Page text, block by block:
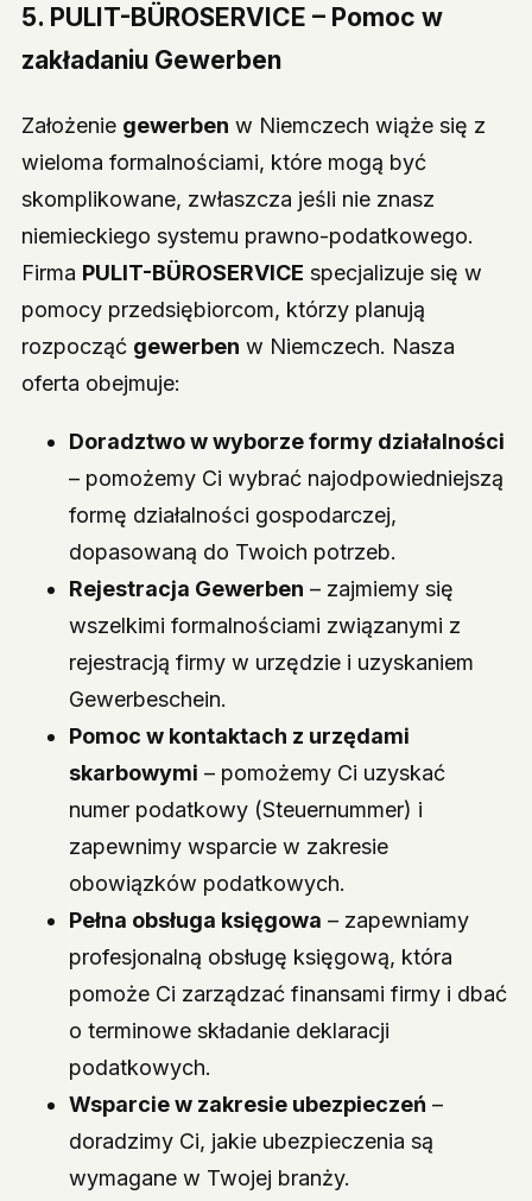
5. PULIT-BÜROSERVICE – Pomoc w
zakładaniu Gewerben
Założenie gewerben w Niemczech wiąże się z
wieloma formalnościami, które mogą być
skomplikowane, zwłaszcza jeśli nie znasz
niemieckiego systemu prawno-podatkowego.
Firma PULIT-BÜROSERVICE specjalizuje się w
pomocy przedsiębiorcom, którzy planują
rozpocząć gewerben w Niemczech. Nasza
oferta obejmuje:
Doradztwo w wyborze formy działalności
– pomożemy Ci wybrać najodpowiedniejszą
formę działalności gospodarczej,
dopasowaną do Twoich potrzeb.
Rejestracja Gewerben – zajmiemy się
wszelkimi formalnościami związanymi z
rejestracją firmy w urzędzie i uzyskaniem
Gewerbeschein.
Pomoc w kontaktach z urzędami
skarbowymi – pomożemy Ci uzyskać
numer podatkowy (Steuernummer) i
zapewnimy wsparcie w zakresie
obowiązków podatkowych.
Pełna obsługa księgowa – zapewniamy
profesjonalną obsługę księgową, która
pomoże Ci zarządzać finansami firmy i dbać
o terminowe składanie deklaracji
podatkowych.
Wsparcie w zakresie ubezpieczeń –
doradzimy Ci, jakie ubezpieczenia są
wymagane w Twojej branży.